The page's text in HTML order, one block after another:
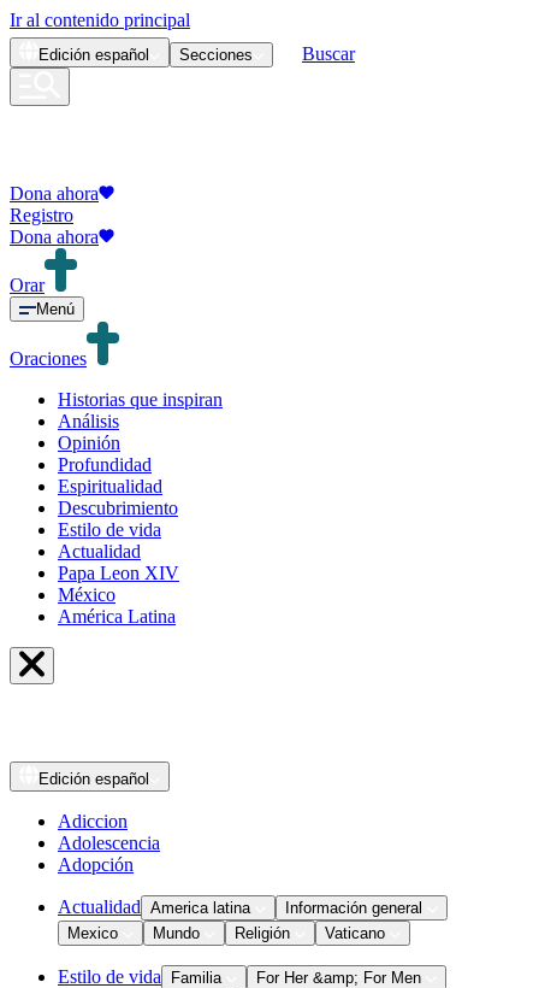
Ir al contenido principal
Edición español Secciones Buscar
Dona ahora
Registro
Dona ahora
Orar
Menú
Oraciones
Historias que inspiran
Análisis
Opinión
Profundidad
Espiritualidad
Descubrimiento
Estilo de vida
Actualidad
Papa Leon XIV
México
América Latina
Edición español
Adiccion
Adolescencia
Adopción
Actualidad America latina
Información general
Mexico
Mundo Religión Vaticano
Estilo de vida Familia
For Her &amp; For Men